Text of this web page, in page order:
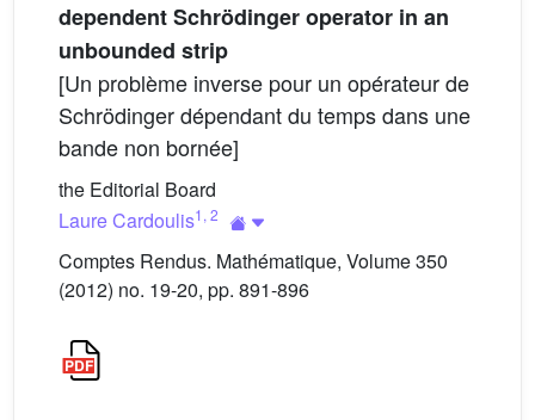
dependent Schrödinger operator in an
unbounded strip
[Un problème inverse pour un opérateur de
Schrödinger dépendant du temps dans une
bande non bornée]
the Editorial Board
Laure Cardoulis1 , 2
Comptes Rendus. Mathématique, Volume 350
(2012) no. 19-20, pp. 891-896